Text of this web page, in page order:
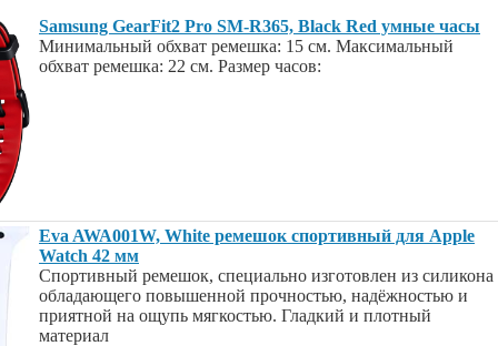
Samsung GearFit2 Pro SM-R365, Black Red умные часы
Минимальный обхват ремешка: 15 см. Максимальный
обхват ремешка: 22 см. Размер часов:
Eva AWA001W, White ремешок спортивный для Apple
Watch 42 мм
Спортивный ремешок, специально изготовлен из силикона
обладающего повышенной прочностью, надёжностью и
приятной на ощупь мягкостью. Гладкий и плотный
материал